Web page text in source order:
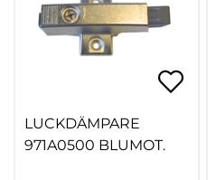
LUCKDÄMPARE
971A0500 BLUMOT.